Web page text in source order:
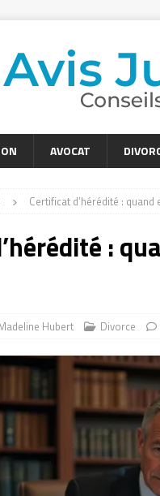
AVOCAT
Certificat d’hérédité :
:
Hubert Divorce